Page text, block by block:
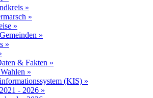
»
»
»
»
»
& Fakten »
»
(KIS) »
- 2026 »